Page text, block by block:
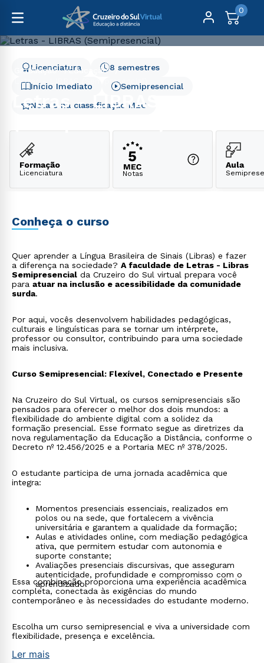
0
Graduação
Educação
Letras - LIBRAS (Semipresencial)
Letras - LIBRAS
Início Imediato
Nota 5 na classificação MEC
8 semestres
Licenciatura
Semipresencial
Formação
Licenciatura Notas
Aula
Conheça o curso
Quer aprender a Língua Brasileira de Sinais (Libras) e fazer
a diferença na sociedade? A faculdade de Letras - Libras
Semipresencial da Cruzeiro do Sul virtual prepara você
para atuar na inclusão e acessibilidade da comunidade
surda.
Por aqui, vocês desenvolvem habilidades pedagógicas,
culturais e linguísticas para se tornar um intérprete,
professor ou consultor, contribuindo para uma sociedade
mais inclusiva.
Curso Semipresencial: Flexível, Conectado e Presente
Na Cruzeiro do Sul Virtual, os cursos semipresenciais são
pensados para oferecer o melhor dos dois mundos: a
flexibilidade do ambiente digital com a solidez da
formação presencial. Esse formato segue as diretrizes da
nova regulamentação da Educação a Distância, conforme o
Decreto nº 12.456/2025 e a Portaria MEC nº 378/2025.
O estudante participa de uma jornada acadêmica que
integra:
Momentos presenciais essenciais, realizados em
polos ou na sede, que fortalecem a vivência
universitária e garantem a qualidade da formação;
Aulas e atividades online, com mediação pedagógica
ativa, que permitem estudar com autonomia e
suporte constante;
Avaliações presenciais discursivas, que asseguram
autenticidade, profundidade e compromisso com o
aprendizado.
Essa combinação proporciona uma experiência acadêmica
completa, conectada às exigências do mundo
contemporâneo e às necessidades do estudante moderno.
Escolha um curso semipresencial e viva a universidade com
flexibilidade, presença e excelência.
Ler mais